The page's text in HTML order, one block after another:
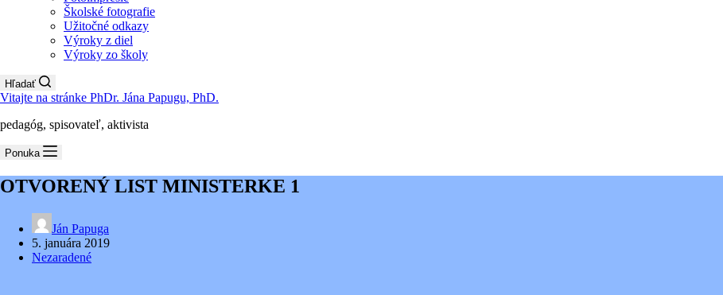
Školské fotografie
Užitočné odkazy
Výroky z diel
Výroky zo školy
Hľadať
Vitajte na stránke PhDr. Jána Papugu, PhD.
pedagóg, spisovateľ, aktivista
Ponuka
OTVORENÝ LIST MINISTERKE 1
Ján Papuga
5. januára 2019
Nezaradené